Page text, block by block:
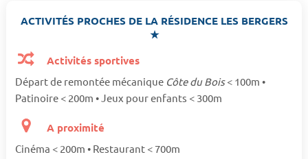
ACTIVITÉS PROCHES DE LA RÉSIDENCE LES BERGERS
★
Activités sportives
Départ de remontée mécanique Côte du Bois< 100m •
Patinoire < 200m • Jeux pour enfants < 300m
A proximité
Cinéma < 200m • Restaurant < 700m